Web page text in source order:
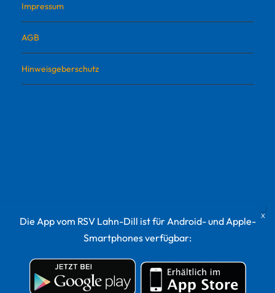
Impressum
AGB
Hinweisgeberschutz
Die App vom RSV Lahn-Dill ist für Android- und Apple-
Smartphones verfügbar: